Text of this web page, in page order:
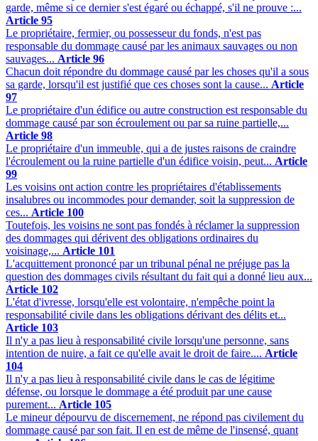
garde, même si ce dernier s'est égaré ou échappé, s'il ne prouve :...
Article 95
Le propriétaire, fermier, ou possesseur du fonds, n'est pas
responsable du dommage causé par les animaux sauvages ou non
sauvages... Article 96
Chacun doit répondre du dommage causé par les choses qu'il a sous
sa garde, lorsqu'il est justifié que ces choses sont la cause... Article
97
Le propriétaire d'un édifice ou autre construction est responsable du
dommage causé par son écroulement ou par sa ruine partielle,...
Article 98
Le propriétaire d'un immeuble, qui a de justes raisons de craindre
l'écroulement ou la ruine partielle d'un édifice voisin, peut... Article
99
Les voisins ont action contre les propriétaires d'établissements
insalubres ou incommodes pour demander, soit la suppression de
ces... Article 100
Toutefois, les voisins ne sont pas fondés à réclamer la suppression
des dommages qui dérivent des obligations ordinaires du
voisinage,... Article 101
L'acquittement prononcé par un tribunal pénal ne préjuge pas la
question des dommages civils résultant du fait qui a donné lieu aux...
Article 102
L'état d'ivresse, lorsqu'elle est volontaire, n'empêche point la
responsabilité civile dans les obligations dérivant des délits et...
Article 103
Il n'y a pas lieu à responsabilité civile lorsqu'une personne, sans
intention de nuire, a fait ce qu'elle avait le droit de faire.... Article
104
Il n'y a pas lieu à responsabilité civile dans le cas de légitime
défense, ou lorsque le dommage a été produit par une cause
purement... Article 105
Le mineur dépourvu de discernement, ne répond pas civilement du
dommage causé par son fait. Il en est de même de l'insensé, quant